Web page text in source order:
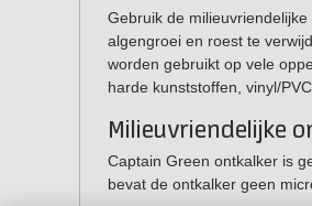
Gebruik de
algengroei en roest te
worden gebruikt op vele
harde kunststoffen, vinyl/
Milieuvriendelijke
Captain Green ontkalker is
bevat de ontkalker geen